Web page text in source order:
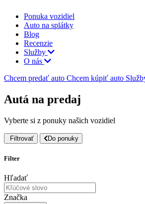
Ponuka vozidiel
Auto na splátky
Blog
Recenzie
Služby
O nás
Chcem predať auto Chcem kúpiť auto
Autá na predaj
Vyberte si z ponuky našich vozidiel
Filtrovať Do ponuky
Filter
Hľadať
Značka